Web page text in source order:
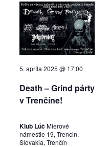
Death – Grind párty
v Trenčíne!
5. apríla 2025 @ 17:00
Klub LúčMierové
námestie 19, Trencin,
Slovakia, Trenčín